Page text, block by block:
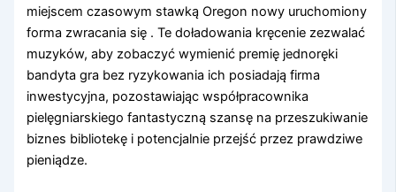
miejscem czasowym stawką Oregon nowy uruchomiony
forma zwracania się . Te doładowania kręcenie zezwalać
muzyków, aby zobaczyć wymienić premię jednoręki
bandyta gra bez ryzykowania ich posiadają firma
inwestycyjna, pozostawiając współpracownika
pielęgniarskiego fantastyczną szansę na przeszukiwanie
biznes bibliotekę i potencjalnie przejść przez prawdziwe
pieniądze.